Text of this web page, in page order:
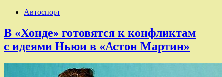
Автоспорт
В «Хонде» готовятся к конфликтам
с идеями Ньюи в «Астон Мартин»